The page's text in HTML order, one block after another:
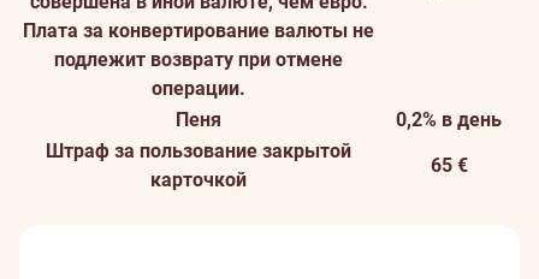
Плата за конвертирование валюты не
подлежит возврату при отмене
операции.
Пеня
0,2% в день
Штраф за пользование закрытой
карточкой
65 €